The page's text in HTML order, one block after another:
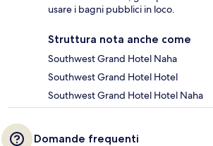
usare i bagni pubblici in loco.
Struttura nota anche come
Southwest Grand Hotel Naha
Southwest Grand Hotel Hotel
Southwest Grand Hotel Hotel Naha
Domande frequenti